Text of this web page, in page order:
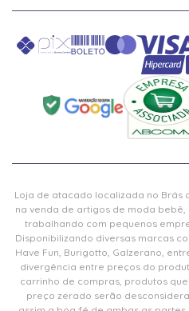
Loja de atacado localizada no Brás
na venda de artigos de moda
trabalhando com pequenos
Disponibilizando diversas marcas
Have Fun, Burigotto, Galzerano,
divergência entre preços do
carrinho de compras, produtos
preço zerado serão